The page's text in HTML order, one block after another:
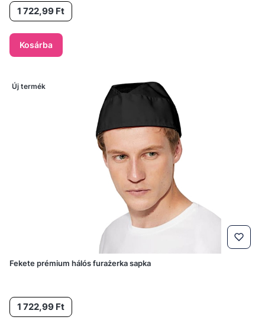
Ár1 722,99 Ft
Kosárba
Új termék
Fekete prémium hálós furażerka sapka
Ár1 722,99 Ft